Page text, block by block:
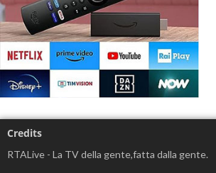
Credits
RTALive - La TV della gente,fatta dalla gente.